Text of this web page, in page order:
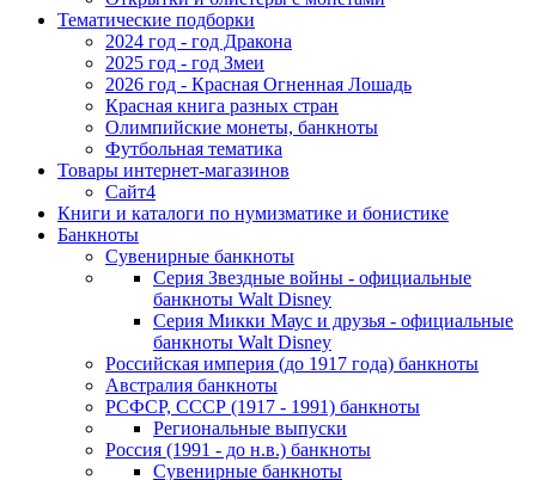
Тематические подборки
2024 год - год Дракона
2025 год - год Змеи
2026 год - Красная Огненная Лошадь
Красная книга разных стран
Олимпийские монеты, банкноты
Футбольная тематика
Товары интернет-магазинов
Сайт4
Книги и каталоги по нумизматике и бонистике
Банкноты
Сувенирные банкноты
Серия Звездные войны - официальные
банкноты Walt Disney
Серия Микки Маус и друзья - официальные
банкноты Walt Disney
Российская империя (до 1917 года) банкноты
Австралия банкноты
РСФСР, СССР (1917 - 1991) банкноты
Региональные выпуски
Россия (1991 - до н.в.) банкноты
Сувенирные банкноты